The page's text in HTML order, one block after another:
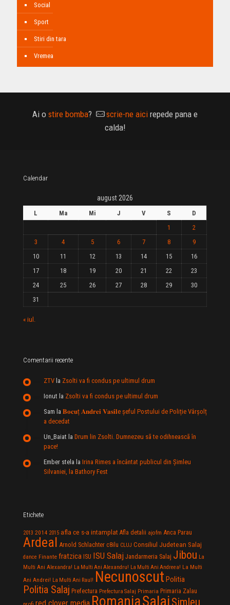
Social
Sport
Stiri din tara
Vremea
Ai o stire bomba? scrie-ne aici repede pana e
calda!
Calendar
august 2026
L Ma Mi J V S
D
1
2
3
4 5 6 7 8
9
10
11 12 13 14 15
16
17
18 19 20 21 22
23
24
25 26 27 28 29
30
31
« iul.
Comentarii recente
ZTV la Zsolti va fi condus pe ultimul drum
Ionut la Zsolti va fi condus pe ultimul drum
Sam la 𝐁𝐨𝐜𝐮ț 𝐀𝐧𝐝𝐫𝐞𝐢 𝐕𝐚𝐬𝐢𝐥e şeful Postului de Poliție Vârșolț
a decedat
Un_Baiat la Drum lin Zsolti. Dumnezeu sã te odihneascã în
pace!
Ember stela la Irina Rimes a încântat publicul din Şimleu
Silvaniei, la Bathory Fest
Etichete
2013 2014 2015 afla ce s-a intamplat Afla detalii ajofm Anca Parau
Ardeal Arnold Schlachter c8ilu CLUJ Consiliul Judetean Salaj
dance Finante fratzica ISU ISU Salaj Jandarmeria Salaj Jibou La
Multi Ani Alexandra! La Multi Ani Alexandru! La Multi Ani Andreea! La Multi
Ani Andrei! La Multi Ani Raul! Necunoscut Politia
Politia Salaj Prefectura Prefectura Salaj Primaria Primaria Zalau
red clover media RomaniaSalaj Simleu